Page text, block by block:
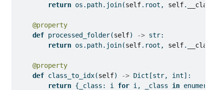
return os.path.join(self.root, self.
@property
def processed_folder(self) -> str:
return os.path.join(self.root, self.
@property
def class_to_idx(self) -> Dict[str, int]:
return {_class: i for i, _class in